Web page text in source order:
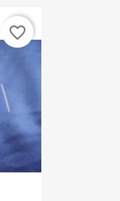
favorite_border